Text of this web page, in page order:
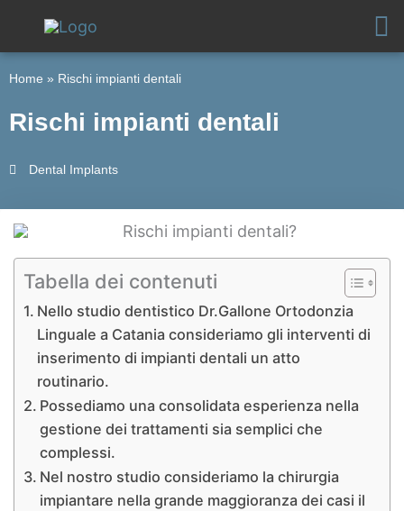
contenuto
Home » Rischi impianti dentali
Rischi impianti dentali
Dental Implants
Tabella dei contenuti
Nello studio dentistico Dr.Gallone Ortodonzia
Linguale a Catania consideriamo gli interventi di
inserimento di impianti dentali un atto
routinario.
Possediamo una consolidata esperienza nella
gestione dei trattamenti sia semplici che
complessi.
Nel nostro studio consideriamo la chirurgia
impiantare nella grande maggioranza dei casi il